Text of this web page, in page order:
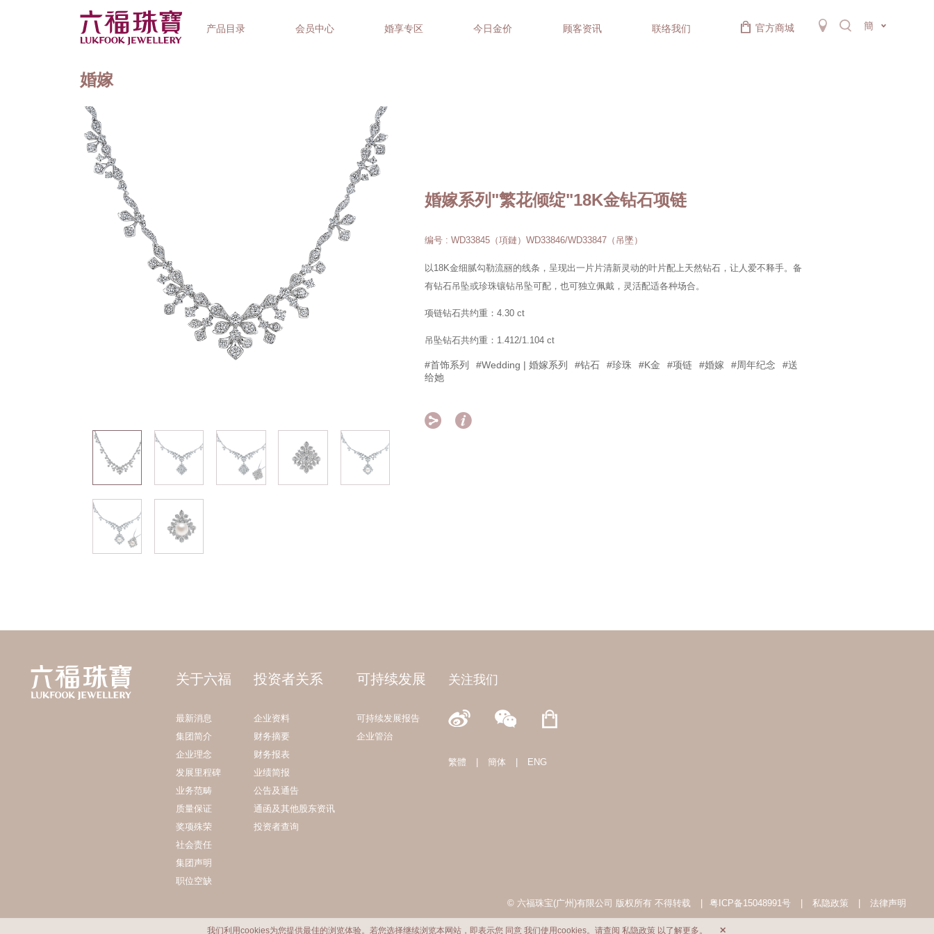
产品目录 会员中心 婚享专区 今日金价 顾客资讯 联络我们 官方商城 簡
钟表品牌
婚嫁
婚嫁系列"繁花倾绽"18K金钻石项链
编号 : WD33845（項鏈）WD33846/WD33847（吊墜）
以18K金细腻勾勒流丽的线条，呈现出一片片清新灵动的叶片配上天然钻石，让人爱不释手。备
有钻石吊坠或珍珠镶钻吊坠可配，也可独立佩戴，灵活配适各种场合。
项链钻石共约重：4.30 ct
吊坠钻石共约重：1.412/1.104 ct
#首饰系列 #Wedding | 婚嫁系列 #钻石 #珍珠 #K金 #项链 #婚嫁 #周年纪念
#送
给她
 
关于六福
最新消息
集团简介
企业理念
发展里程碑
业务范畴
质量保证
奖项殊荣
社会责任
集团声明
职位空缺
投资者关系
企业资料
财务摘要
财务报表
业绩简报
公告及通告
通函及其他股东资讯
投资者查询
可持续发展
可持续发展报告
企业管治
关注我们
繁體 簡体 ENG
© 六福珠宝(广州)有限公司 版权所有 不得转载 粤ICP备15048991号 私隐政策 法律声明
我们利用cookies为您提供最佳的浏览体验。若您选择继续浏览本网站，即表示您 同意 我们使用cookies。请查阅 私隐政策 以了解更多。 